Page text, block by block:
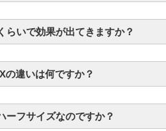
らいで効果が出てきますか？
の違いは何ですか？
ーフサイズなのですか？